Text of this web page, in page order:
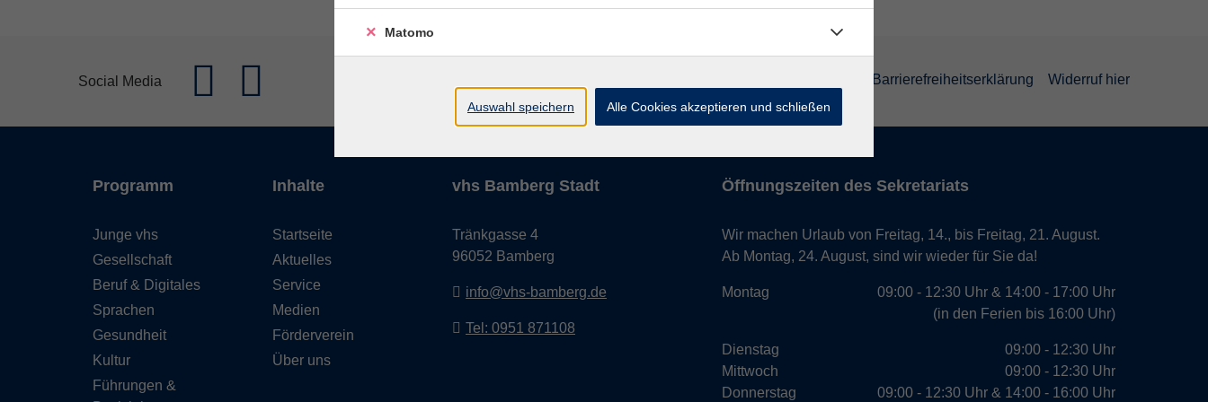
Social Media Barrierefreiheitserklärung Widerruf hier
Programm
Junge vhs
Gesellschaft
Beruf & Digitales
Sprachen
Gesundheit
Kultur
Führungen &
Inhalte
Startseite
Aktuelles
Service
Medien
Förderverein
Über uns
vhs Bamberg Stadt
Tränkgasse 4
96052 Bamberg
info@vhs-bamberg.de
Tel: 0951 871108
Öffnungszeiten des Sekretariats
Wir machen Urlaub von Freitag, 14., bis Freitag, 21. August.
Ab Montag, 24. August, sind wir wieder für Sie da!
Montag
Dienstag
Mittwoch
Donnerstag
09:00 - 12:30 Uhr & 14:00 - 17:00 Uhr
(in den Ferien bis 16:00 Uhr)
09:00 - 12:30 Uhr
09:00 - 12:30 Uhr
09:00 - 12:30 Uhr & 14:00 - 16:00 Uhr
Matomo
Auswahl speichern Alle Cookies akzeptieren und schließen